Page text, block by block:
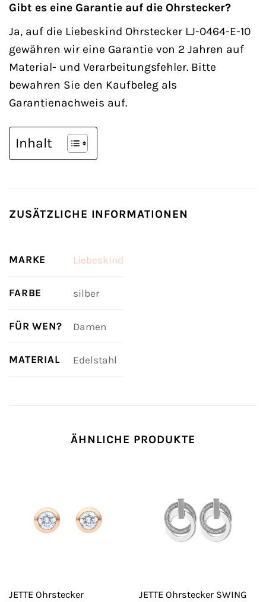
Gibt es eine Garantie auf die Ohrstecker?
Ja, auf die Liebeskind Ohrstecker LJ-0464-E-10
gewähren wir eine Garantie von 2 Jahren auf
Material- und Verarbeitungsfehler. Bitte
bewahren Sie den Kaufbeleg als
Garantienachweis auf.
Inhalt
ZUSÄTZLICHE INFORMATIONEN
MARKE Liebeskind
FARBE silber
FÜR WEN? Damen
MATERIAL Edelstahl
ÄHNLICHE PRODUKTE
JETTE Ohrstecker
JETTE Ohrstecker SWING